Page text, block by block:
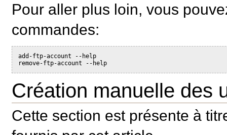
Pour aller plus loin, vous
commandes:
add-ftp-account --help
remove-ftp-account --help
Création manuelle des
Cette section est présente à